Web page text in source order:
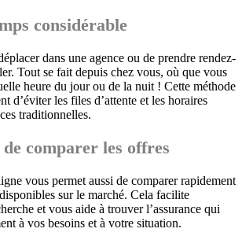
considérable
dans une agence ou de prendre rendez-
Tout se fait depuis chez vous, où que vous
heure du jour ou de la nuit ! Cette méthode
d’éviter les files d’attente et les horaires
traditionnelles.
comparer les offres
vous permet aussi de comparer rapidement
sur le marché. Cela facilite
et vous aide à trouver l’assurance qui
à vos besoins et à votre situation.